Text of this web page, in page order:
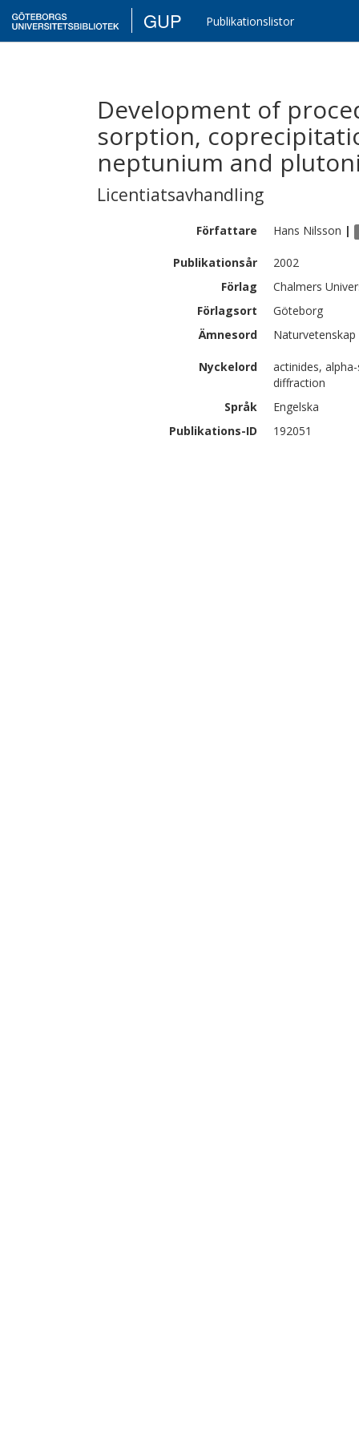
GUP Publikationslistor
Development of
sorption,
neptunium and
Licentiatsavhandling
Författare Hans Nilsson |
Publikationsår
2002
Förlag
Chalmers
Förlagsort
Göteborg
Ämnesord
Nyckelord
actinides,
diffraction
Språk
Engelska
Publikations-ID
192051